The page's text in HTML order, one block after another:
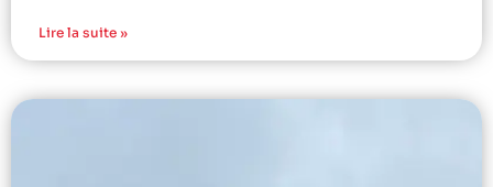
Lire la suite »